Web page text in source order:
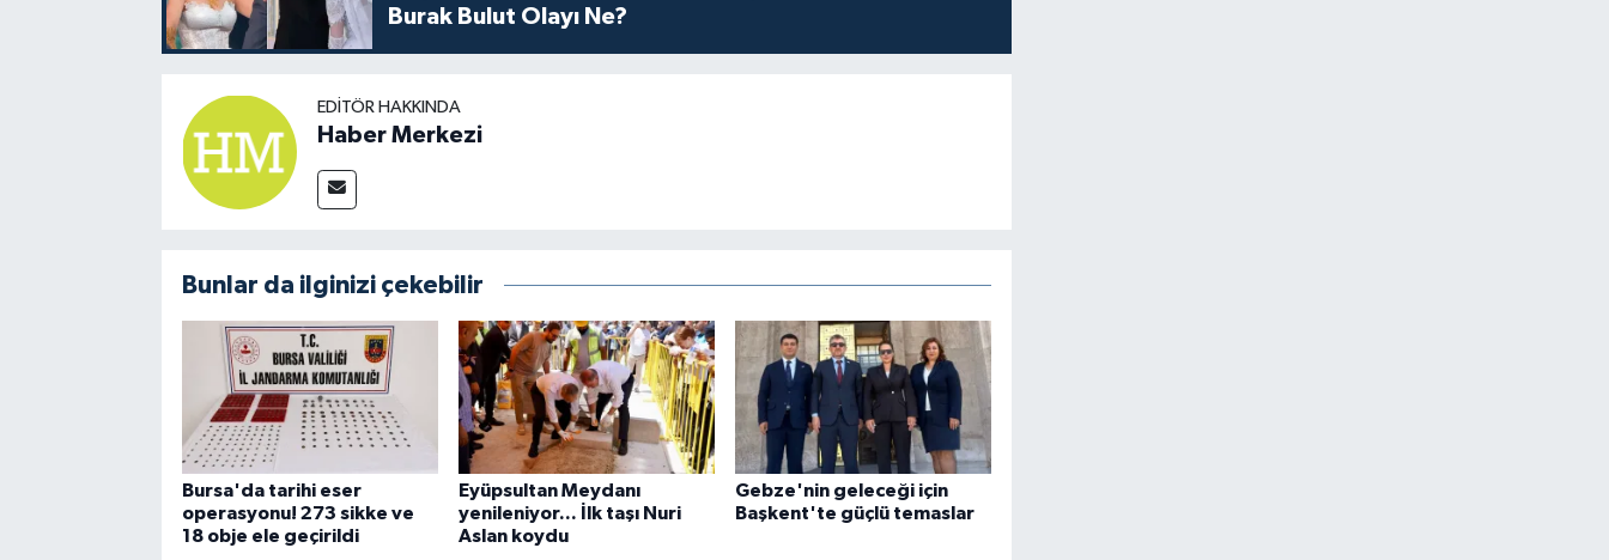
Burak Bulut Olayı Ne?
EDITÖR HAKKINDA
Haber Merkezi
Bunlar da ilginizi çekebilir
Bursa'da tarihi eser
operasyonu! 273 sikke ve
18 obje ele geçirildi
Eyüpsultan Meydanı
yenileniyor... İlk taşı Nuri
Aslan koydu
Gebze'nin geleceği için
Başkent'te güçlü temaslar